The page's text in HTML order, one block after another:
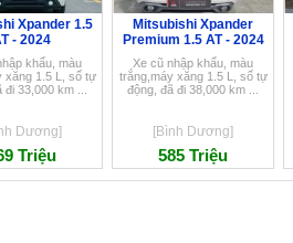
Xpander 1.5
- 2024
khẩu, màu
xăng 1.5 L, số tự
đi 33,000 km ...
Dương]
Triệu
Mitsubishi Xpander
Premium 1.5 AT - 2024
Xe cũ nhập khẩu, màu
trắng,máy xăng 1.5 L, số tự
động, đã đi 38,000 km ...
[Bình Dương]
585 Triệu